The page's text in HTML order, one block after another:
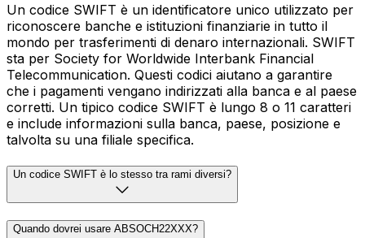
Un codice SWIFT è un identificatore unico utilizzato per
riconoscere banche e istituzioni finanziarie in tutto il
mondo per trasferimenti di denaro internazionali. SWIFT
sta per Society for Worldwide Interbank Financial
Telecommunication. Questi codici aiutano a garantire
che i pagamenti vengano indirizzati alla banca e al paese
corretti. Un tipico codice SWIFT è lungo 8 o 11 caratteri
e include informazioni sulla banca, paese, posizione e
talvolta su una filiale specifica.
Un codice SWIFT è lo stesso tra rami diversi?
Quando dovrei usare ABSOCH22XXX?